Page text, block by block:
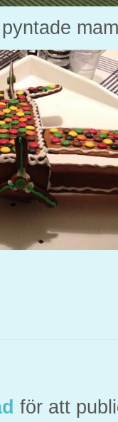
för att